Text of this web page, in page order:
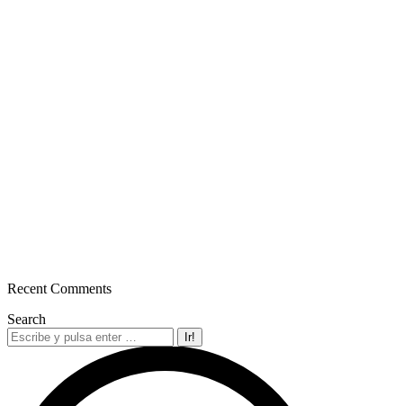
Recent Comments
Search
Buscar: